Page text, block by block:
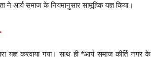
आर्य समाज के नियमानुसार सामूहिक यज्ञ किया।
यज्ञ करवाया गया। साथ ही *आर्य समाज कीर्ति नगर के